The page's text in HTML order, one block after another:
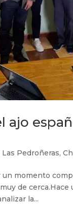
ajo
Pedroñeras,
momento
de
la...